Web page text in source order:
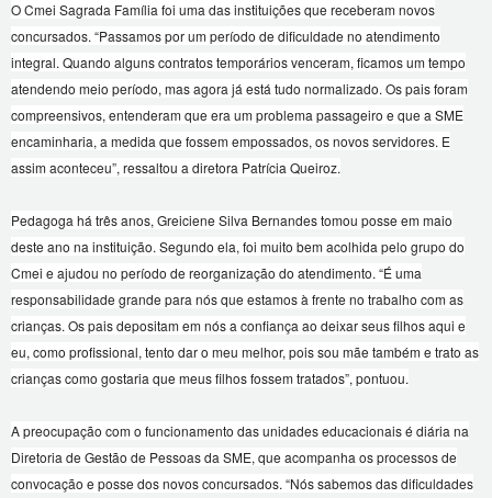
O Cmei Sagrada Família foi uma das instituições que receberam novos
concursados. “Passamos por um período de dificuldade no atendimento
integral. Quando alguns contratos temporários venceram, ficamos um tempo
atendendo meio período, mas agora já está tudo normalizado. Os pais foram
compreensivos, entenderam que era um problema passageiro e que a SME
encaminharia, a medida que fossem empossados, os novos servidores. E
assim aconteceu”, ressaltou a diretora Patrícia Queiroz.
Pedagoga há três anos, Greiciene Silva Bernandes tomou posse em maio
deste ano na instituição. Segundo ela, foi muito bem acolhida pelo grupo do
Cmei e ajudou no período de reorganização do atendimento. “É uma
responsabilidade grande para nós que estamos à frente no trabalho com as
crianças. Os pais depositam em nós a confiança ao deixar seus filhos aqui e
eu, como profissional, tento dar o meu melhor, pois sou mãe também e trato as
crianças como gostaria que meus filhos fossem tratados”, pontuou.
A preocupação com o funcionamento das unidades educacionais é diária na
Diretoria de Gestão de Pessoas da SME, que acompanha os processos de
convocação e posse dos novos concursados. “Nós sabemos das dificuldades